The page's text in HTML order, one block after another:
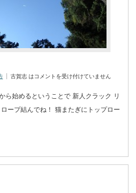
古賀志 は コメントを受け付けていません
ら始めるということで 新人クラック リ
ープ結んでね！ 猫またぎにトップロー